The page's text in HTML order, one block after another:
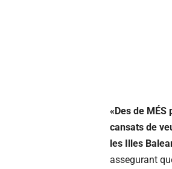
«Des de
cansats de
les Illes
assegurant